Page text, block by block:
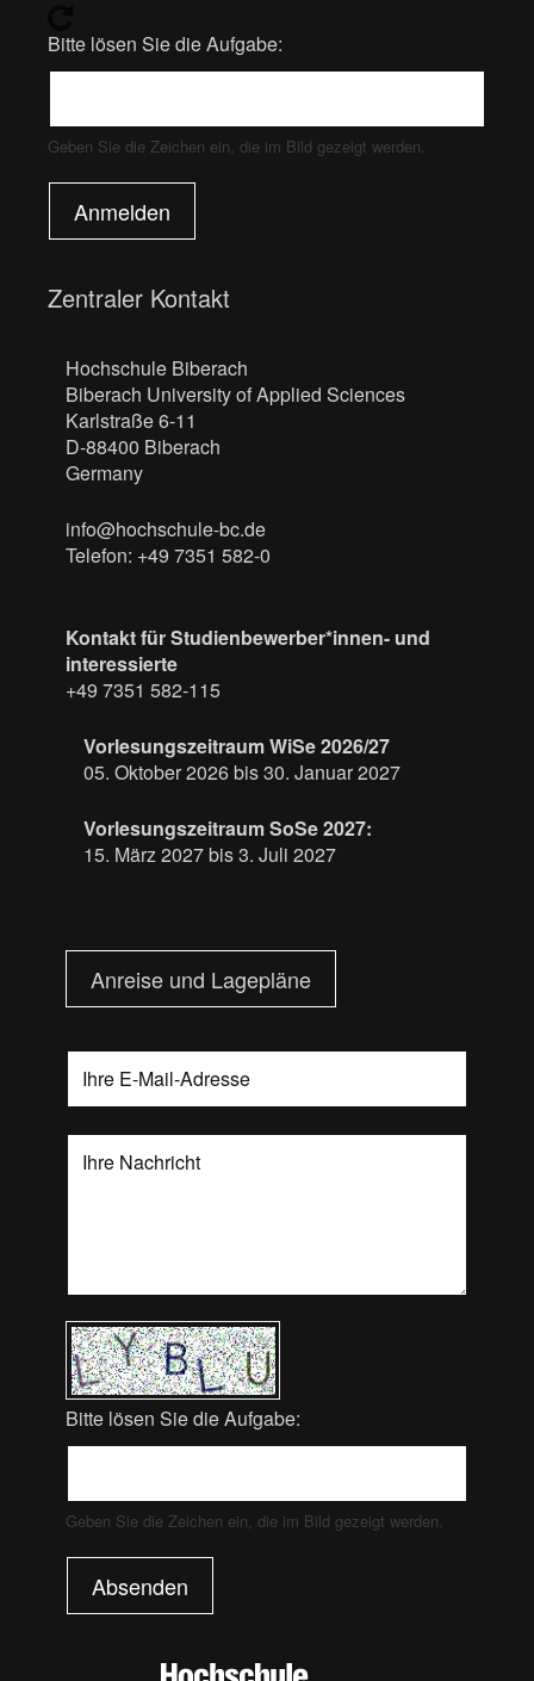
Bitte lösen Sie die Aufgabe:
Geben Sie die Zeichen ein, die im Bild gezeigt werden.
Anmelden
Zentraler Kontakt
Hochschule Biberach
Biberach University of Applied Sciences
Karlstraße 6-11
D-88400 Biberach
Germany
info@hochschule-bc.de
Telefon: +49 7351 582-0
Kontakt für Studienbewerber*innen- und
interessierte
+49 7351 582-115
Vorlesungszeitraum WiSe 2026/27
05. Oktober 2026 bis 30. Januar 2027
Vorlesungszeitraum SoSe 2027:
15. März 2027 bis 3. Juli 2027
Anreise und Lagepläne
Bitte lösen Sie die Aufgabe:
Geben Sie die Zeichen ein, die im Bild gezeigt werden.
Absenden